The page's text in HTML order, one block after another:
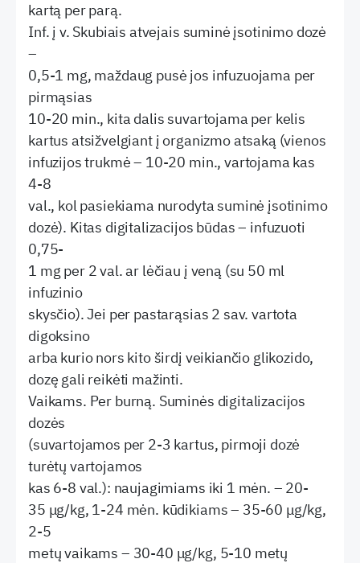
kartą per parą.
Inf. į v. Skubiais atvejais suminė įsotinimo dozė
–
0,5-1 mg, maždaug pusė jos infuzuojama per
pirmąsias
10-20 min., kita dalis suvartojama per kelis
kartus atsižvelgiant į organizmo atsaką (vienos
infuzijos trukmė – 10-20 min., vartojama kas
4-8
val., kol pasiekiama nurodyta suminė įsotinimo
dozė). Kitas digitalizacijos būdas – infuzuoti
0,75-
1 mg per 2 val. ar lėčiau į veną (su 50 ml
infuzinio
skysčio). Jei per pastarąsias 2 sav. vartota
digoksino
arba kurio nors kito širdį veikiančio glikozido,
dozę gali reikėti mažinti.
Vaikams. Per burną. Suminės digitalizacijos
dozės
(suvartojamos per 2-3 kartus, pirmoji dozė
turėtų vartojamos
kas 6-8 val.): naujagimiams iki 1 mėn. – 20-
35 μg/kg, 1-24 mėn. kūdikiams – 35-60 μg/kg,
2-5
metų vaikams – 30-40 μg/kg, 5-10 metų